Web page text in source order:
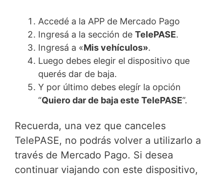
Accedé a la APP de Mercado Pago
Ingresá a la sección de TelePASE.
Ingresá a «Mis vehículos».
Luego debes elegir el dispositivo que
querés dar de baja.
Y por último debes elegír la opción
“Quiero dar de baja este TelePASE”.
Recuerda, una vez que canceles
TelePASE, no podrás volver a utilizarlo a
través de Mercado Pago. Si desea
continuar viajando con este dispositivo,